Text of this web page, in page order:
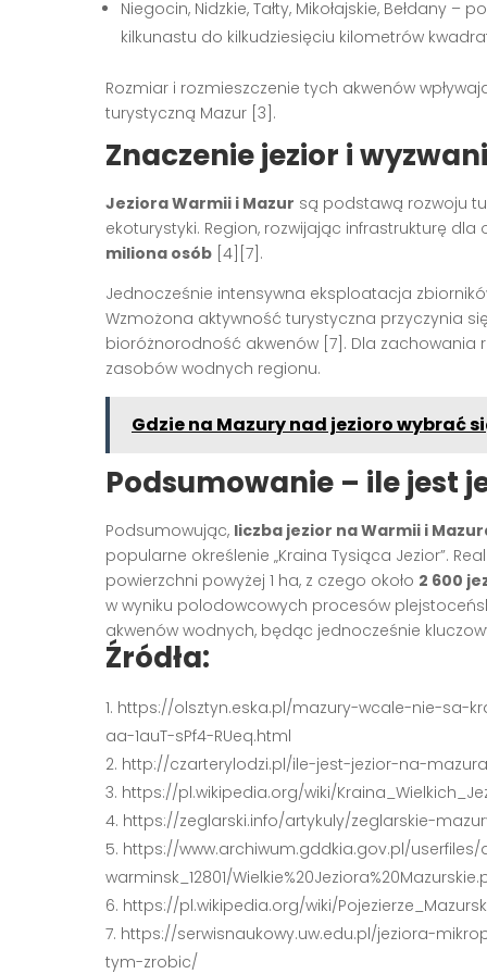
Niegocin, Nidzkie, Tałty, Mikołajskie, Bełdany
kilkunastu do kilkudziesięciu kilometrów
Rozmiar i rozmieszczenie tych akwenów
turystyczną Mazur [3] .
Znaczenie jezior i
Jeziora Warmii i Mazur są podstawą rozwoju
ekoturystyki. Region, rozwijając infrastrukturę
miliona osób [4][7] .
Jednocześnie intensywna eksploatacja
Wzmożona aktywność turystyczna przyczynia
bioróżnorodność akwenów [7] . Dla zachowania
zasobów wodnych regionu.
Gdzie na Mazury nad jezioro wybrać
Podsumowanie – ile jest
Podsumowując, liczba jezior na Warmii i
popularne określenie „Kraina Tysiąca Jezior”.
powierzchni powyżej 1 ha, z czego około 2 600
w wyniku polodowcowych procesów
akwenów wodnych, będąc jednocześnie
Źródła:
https://olsztyn.eska.pl/mazury-wcale-nie-sa-
aa-1auT-sPf4-RUeq.html
http://czarterylodzi.pl/ile-jest-jezior-na-
https://pl.wikipedia.org/wiki/
https://zeglarski.info/artykuly/zeglarskie-
https://www.archiwum.gddkia.gov.pl/
warminsk_12801/
https://pl.wikipedia.org/wiki/
https://serwisnaukowy.uw.edu.pl/jeziora-
tym-zrobic/